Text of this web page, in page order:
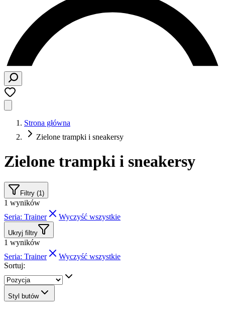
Strona główna
Zielone trampki i sneakersy
Zielone trampki i sneakersy
Filtry (1)
1 wyników
Seria: Trainer
Wyczyść wszystkie
Ukryj filtry
1 wyników
Seria: Trainer
Wyczyść wszystkie
Sortuj:
Styl butów